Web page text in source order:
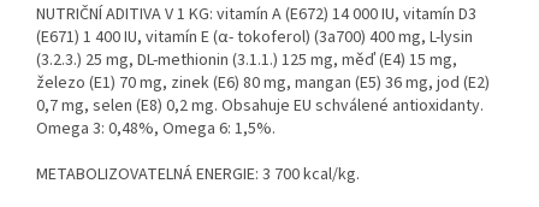
NUTRIČNÍ ADITIVA V 1 KG: vitamín A (E672) 14 000 IU, vitamín D3
(E671) 1 400 IU, vitamín E (α- tokoferol) (3a700) 400 mg, L-lysin
(3.2.3.) 25 mg, DL-methionin (3.1.1.) 125 mg, měď (E4) 15 mg,
železo (E1) 70 mg, zinek (E6) 80 mg, mangan (E5) 36 mg, jod (E2)
0,7 mg, selen (E8) 0,2 mg. Obsahuje EU schválené antioxidanty.
Omega 3: 0,48%, Omega 6: 1,5%.
METABOLIZOVATELNÁ ENERGIE: 3 700 kcal/kg.